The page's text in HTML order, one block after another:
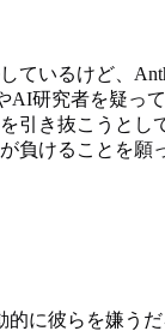
いるけど、
研究者を疑っ
き抜こうと
負けることを願
に彼らを嫌うだ